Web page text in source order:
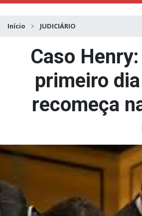
Início JUDICIÁRIO
Caso
primeiro
recomeça